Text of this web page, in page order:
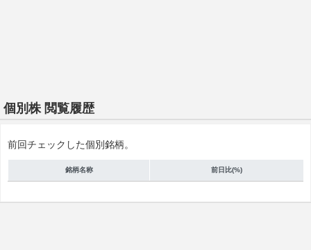
個別株 閲覧履歴
前回チェックした個別銘柄。
銘柄名称 前日比(%)